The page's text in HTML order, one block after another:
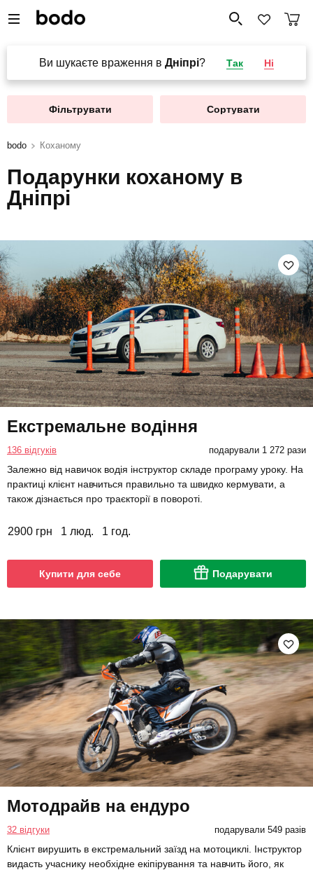
Ви шукаєте враження в Дніпрі? Так Ні
Фільтрувати Сортувати
bodo Коханому
Подарунки коханому в
Дніпрі
Екстремальне водіння
136 відгуків подарували 1 272 рази
Залежно від навичок водія інструктор складе програму уроку. На
практиці клієнт навчиться правильно та швидко кермувати, а
також дізнається про траєкторії в повороті.
2900 грн 1 люд. 1 год.
Купити для себе Подарувати
Мотодрайв на ендуро
32 відгуки подарували 549 разів
Клієнт вирушить в екстремальний заїзд на мотоциклі. Інструктор
видасть учаснику необхідне екіпірування та навчить його, як